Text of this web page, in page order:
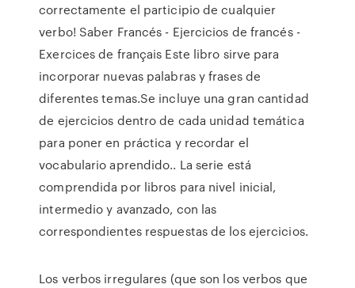
correctamente el participio de cualquier
verbo! Saber Francés - Ejercicios de francés -
Exercices de français Este libro sirve para
incorporar nuevas palabras y frases de
diferentes temas.Se incluye una gran cantidad
de ejercicios dentro de cada unidad temática
para poner en práctica y recordar el
vocabulario aprendido.. La serie está
comprendida por libros para nivel inicial,
intermedio y avanzado, con las
correspondientes respuestas de los ejercicios.
Los verbos irregulares (que son los verbos que